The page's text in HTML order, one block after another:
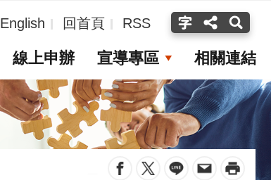
English 回首頁 RSS
線上申辦 宣導專區 相關連結